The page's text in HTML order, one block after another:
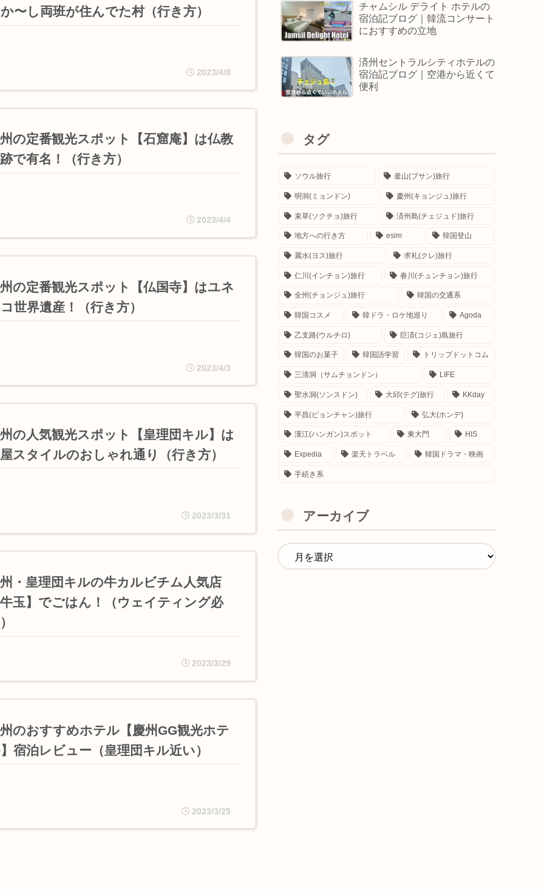
〜し両班が住んでた村（行き方）
2023/4/8
の定番観光スポット【石窟庵】は仏教
で有名！（行き方）
2023/4/4
の定番観光スポット【仏国寺】はユネ
世界遺産！（行き方）
2023/4/3
の人気観光スポット【皇理団キル】は
スタイルのおしゃれ通り（行き方）
2023/3/31
・皇理団キルの牛カルビチム人気店
玉】でごはん！（ウェイティング必
2023/3/29
のおすすめホテル【慶州GG観光ホテ
宿泊レビュー（皇理団キル近い）
2023/3/25
チャムシル デライト ホテルの
宿泊記ブログ｜韓流コンサート
におすすめの立地
済州セントラルシティホテルの
宿泊記ブログ｜空港から近くて
便利
タグ
ソウル旅行 釜山(プサン)旅行
明洞(ミョンドン) 慶州(キョンジュ)旅行
束草(ソクチョ)旅行 済州島(チェジュド)旅行
地方への行き方 esim 韓国登山
麗水(ヨス)旅行 求礼(クレ)旅行
仁川(インチョン)旅行 春川(チュンチョン)旅行
全州(チョンジュ)旅行 韓国の交通系
韓国コスメ 韓ドラ・ロケ地巡り Agoda
乙支路(ウルチロ) 巨済(コジェ)島旅行
韓国のお菓子 韓国語学習 トリップドットコム
三清洞（サムチョンドン） LIFE
聖水洞(ソンスドン) 大邱(テグ)旅行 KKday
平昌(ピョンチャン)旅行 弘大(ホンデ)
漢江(ハンガン)スポット 東大門 HIS
Expedia 楽天トラベル 韓国ドラマ・映画
手続き系
アーカイブ